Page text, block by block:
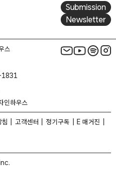
Submission
Newsletter
스
1831
인하우스
침 고객센터 정기구독
E 매거진